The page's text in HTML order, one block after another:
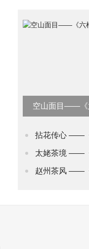
空山面目——《
拈花传心 ——《六
太姥茶境 ——《六根
赵州茶风 ——《六根